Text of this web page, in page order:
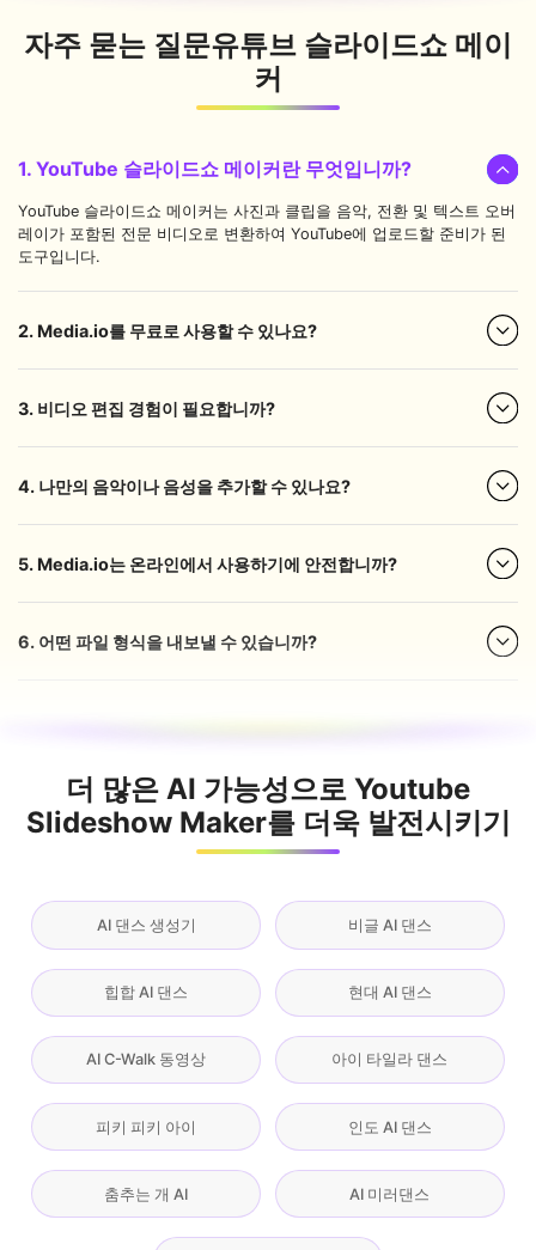
자주 묻는 질문유튜브 슬라이드쇼 메이
커
1. YouTube 슬라이드쇼 메이커란 무엇입니까?
YouTube 슬라이드쇼 메이커는 사진과 클립을 음악, 전환 및 텍스트 오버
레이가 포함된 전문 비디오로 변환하여 YouTube에 업로드할 준비가 된
도구입니다.
2. Media.io를 무료로 사용할 수 있나요?
3. 비디오 편집 경험이 필요합니까?
4. 나만의 음악이나 음성을 추가할 수 있나요?
5. Media.io는 온라인에서 사용하기에 안전합니까?
6. 어떤 파일 형식을 내보낼 수 있습니까?
더 많은 AI 가능성으로 Youtube
Slideshow Maker를 더욱 발전시키기
AI 댄스 생성기 비글 AI 댄스
힙합 AI 댄스 현대 AI 댄스
AI C-Walk 동영상 아이 타일라 댄스
피키 피키 아이 인도 AI 댄스
춤추는 개 AI AI 미러댄스